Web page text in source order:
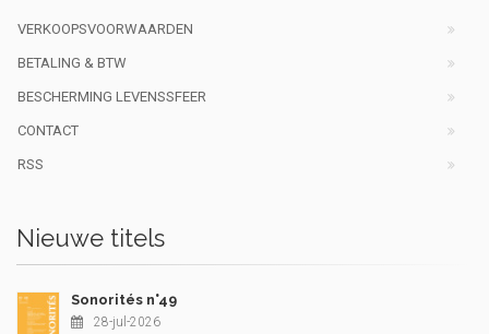
VERKOOPSVOORWAARDEN
BETALING & BTW
BESCHERMING LEVENSSFEER
CONTACT
RSS
Nieuwe titels
Sonorités n°49
28-jul-2026